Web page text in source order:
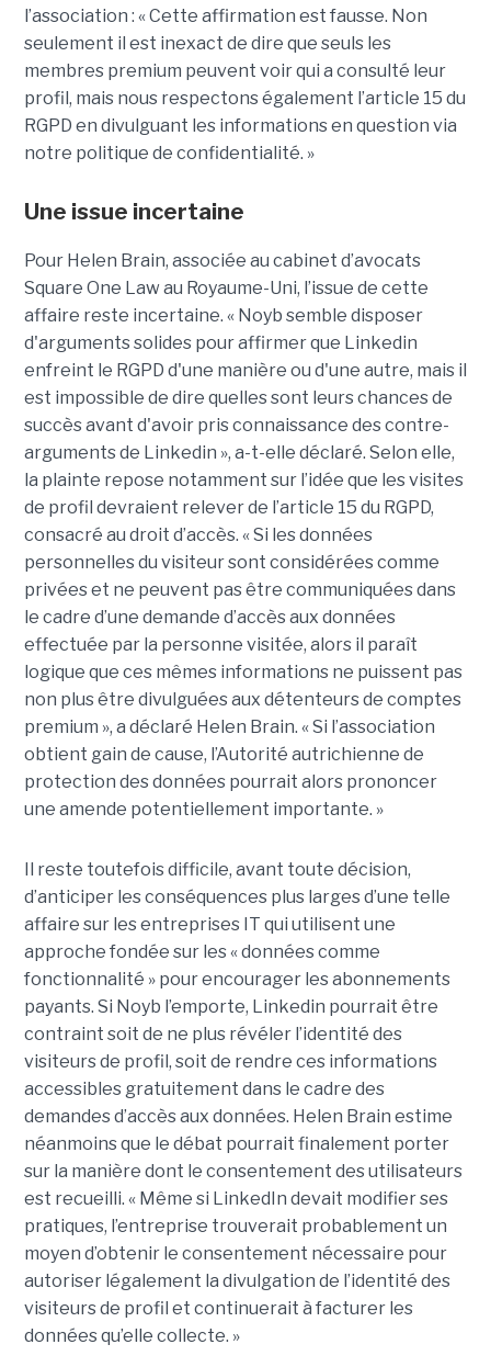
l’association : « Cette affirmation est fausse. Non
seulement il est inexact de dire que seuls les
membres premium peuvent voir qui a consulté leur
profil, mais nous respectons également l’article 15 du
RGPD en divulguant les informations en question via
notre politique de confidentialité. »
Une issue incertaine
Pour Helen Brain, associée au cabinet d’avocats
Square One Law au Royaume-Uni, l’issue de cette
affaire reste incertaine. « Noyb semble disposer
d'arguments solides pour affirmer que Linkedin
enfreint le RGPD d'une manière ou d'une autre, mais il
est impossible de dire quelles sont leurs chances de
succès avant d'avoir pris connaissance des contre-
arguments de Linkedin », a-t-elle déclaré. Selon elle,
la plainte repose notamment sur l’idée que les visites
de profil devraient relever de l’article 15 du RGPD,
consacré au droit d’accès. « Si les données
personnelles du visiteur sont considérées comme
privées et ne peuvent pas être communiquées dans
le cadre d’une demande d’accès aux données
effectuée par la personne visitée, alors il paraît
logique que ces mêmes informations ne puissent pas
non plus être divulguées aux détenteurs de comptes
premium », a déclaré Helen Brain. « Si l’association
obtient gain de cause, l’Autorité autrichienne de
protection des données pourrait alors prononcer
une amende potentiellement importante. »
Il reste toutefois difficile, avant toute décision,
d’anticiper les conséquences plus larges d’une telle
affaire sur les entreprises IT qui utilisent une
approche fondée sur les « données comme
fonctionnalité » pour encourager les abonnements
payants. Si Noyb l’emporte, Linkedin pourrait être
contraint soit de ne plus révéler l’identité des
visiteurs de profil, soit de rendre ces informations
accessibles gratuitement dans le cadre des
demandes d’accès aux données. Helen Brain estime
néanmoins que le débat pourrait finalement porter
sur la manière dont le consentement des utilisateurs
est recueilli. « Même si LinkedIn devait modifier ses
pratiques, l’entreprise trouverait probablement un
moyen d’obtenir le consentement nécessaire pour
autoriser légalement la divulgation de l’identité des
visiteurs de profil et continuerait à facturer les
données qu’elle collecte. »